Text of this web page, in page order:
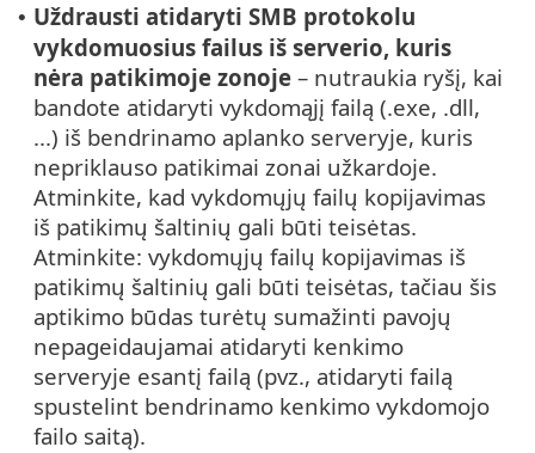
• Uždrausti atidaryti SMB protokolu
vykdomuosius failus iš serverio, kuris
nėra patikimoje zonoje – nutraukia ryšį, kai
bandote atidaryti vykdomąjį failą (.exe, .dll,
...) iš bendrinamo aplanko serveryje, kuris
nepriklauso patikimai zonai užkardoje.
Atminkite, kad vykdomųjų failų kopijavimas
iš patikimų šaltinių gali būti teisėtas.
Atminkite: vykdomųjų failų kopijavimas iš
patikimų šaltinių gali būti teisėtas, tačiau šis
aptikimo būdas turėtų sumažinti pavojų
nepageidaujamai atidaryti kenkimo
serveryje esantį failą (pvz., atidaryti failą
spustelint bendrinamo kenkimo vykdomojo
failo saitą).